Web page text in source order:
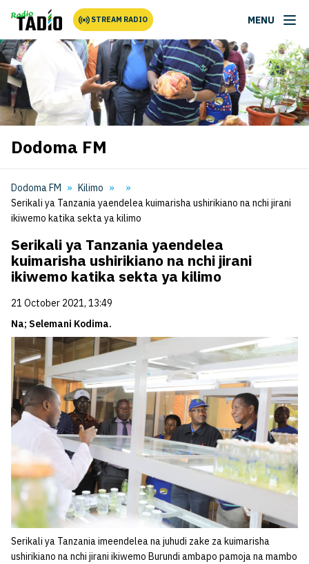
STREAM RADIO MENU
Dodoma FM
Dodoma FM
Kilimo
Serikali ya Tanzania yaendelea kuimarisha ushirikiano na nchi jirani
ikiwemo katika sekta ya kilimo
Serikali ya Tanzania yaendelea
kuimarisha ushirikiano na nchi jirani
ikiwemo katika sekta ya kilimo
21 October 2021, 13:49
Na; Selemani Kodima.
Serikali ya Tanzania imeendelea na juhudi zake za kuimarisha
ushirikiano na nchi jirani ikiwemo Burundi ambapo pamoja na mambo